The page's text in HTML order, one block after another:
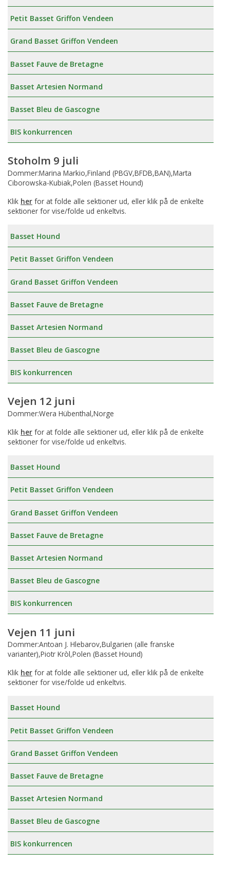
Petit Basset Griffon Vendeen
Grand Basset Griffon Vendeen
Basset Fauve de Bretagne
Basset Artesien Normand
Basset Bleu de Gascogne
BIS konkurrencen
Stoholm 9 juli
Dommer:Marina Markio,Finland (PBGV,BFDB,BAN),Marta
Ciborowska-Kubiak,Polen (Basset Hound)
Klik her for at folde alle sektioner ud, eller klik på de enkelte
sektioner for vise/folde ud enkeltvis.
Basset Hound
Petit Basset Griffon Vendeen
Grand Basset Griffon Vendeen
Basset Fauve de Bretagne
Basset Artesien Normand
Basset Bleu de Gascogne
BIS konkurrencen
Vejen 12 juni
Dommer:Wera Hübenthal,Norge
Klik her for at folde alle sektioner ud, eller klik på de enkelte
sektioner for vise/folde ud enkeltvis.
Basset Hound
Petit Basset Griffon Vendeen
Grand Basset Griffon Vendeen
Basset Fauve de Bretagne
Basset Artesien Normand
Basset Bleu de Gascogne
BIS konkurrencen
Vejen 11 juni
Dommer:Antoan J. Hlebarov,Bulgarien (alle franske
varianter),Piotr Kròl,Polen (Basset Hound)
Klik her for at folde alle sektioner ud, eller klik på de enkelte
sektioner for vise/folde ud enkeltvis.
Basset Hound
Petit Basset Griffon Vendeen
Grand Basset Griffon Vendeen
Basset Fauve de Bretagne
Basset Artesien Normand
Basset Bleu de Gascogne
BIS konkurrencen